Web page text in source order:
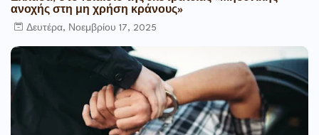
ανοχής στη μη χρήση κράνους»
Δευτέρα, Νοεμβρίου 17, 2025